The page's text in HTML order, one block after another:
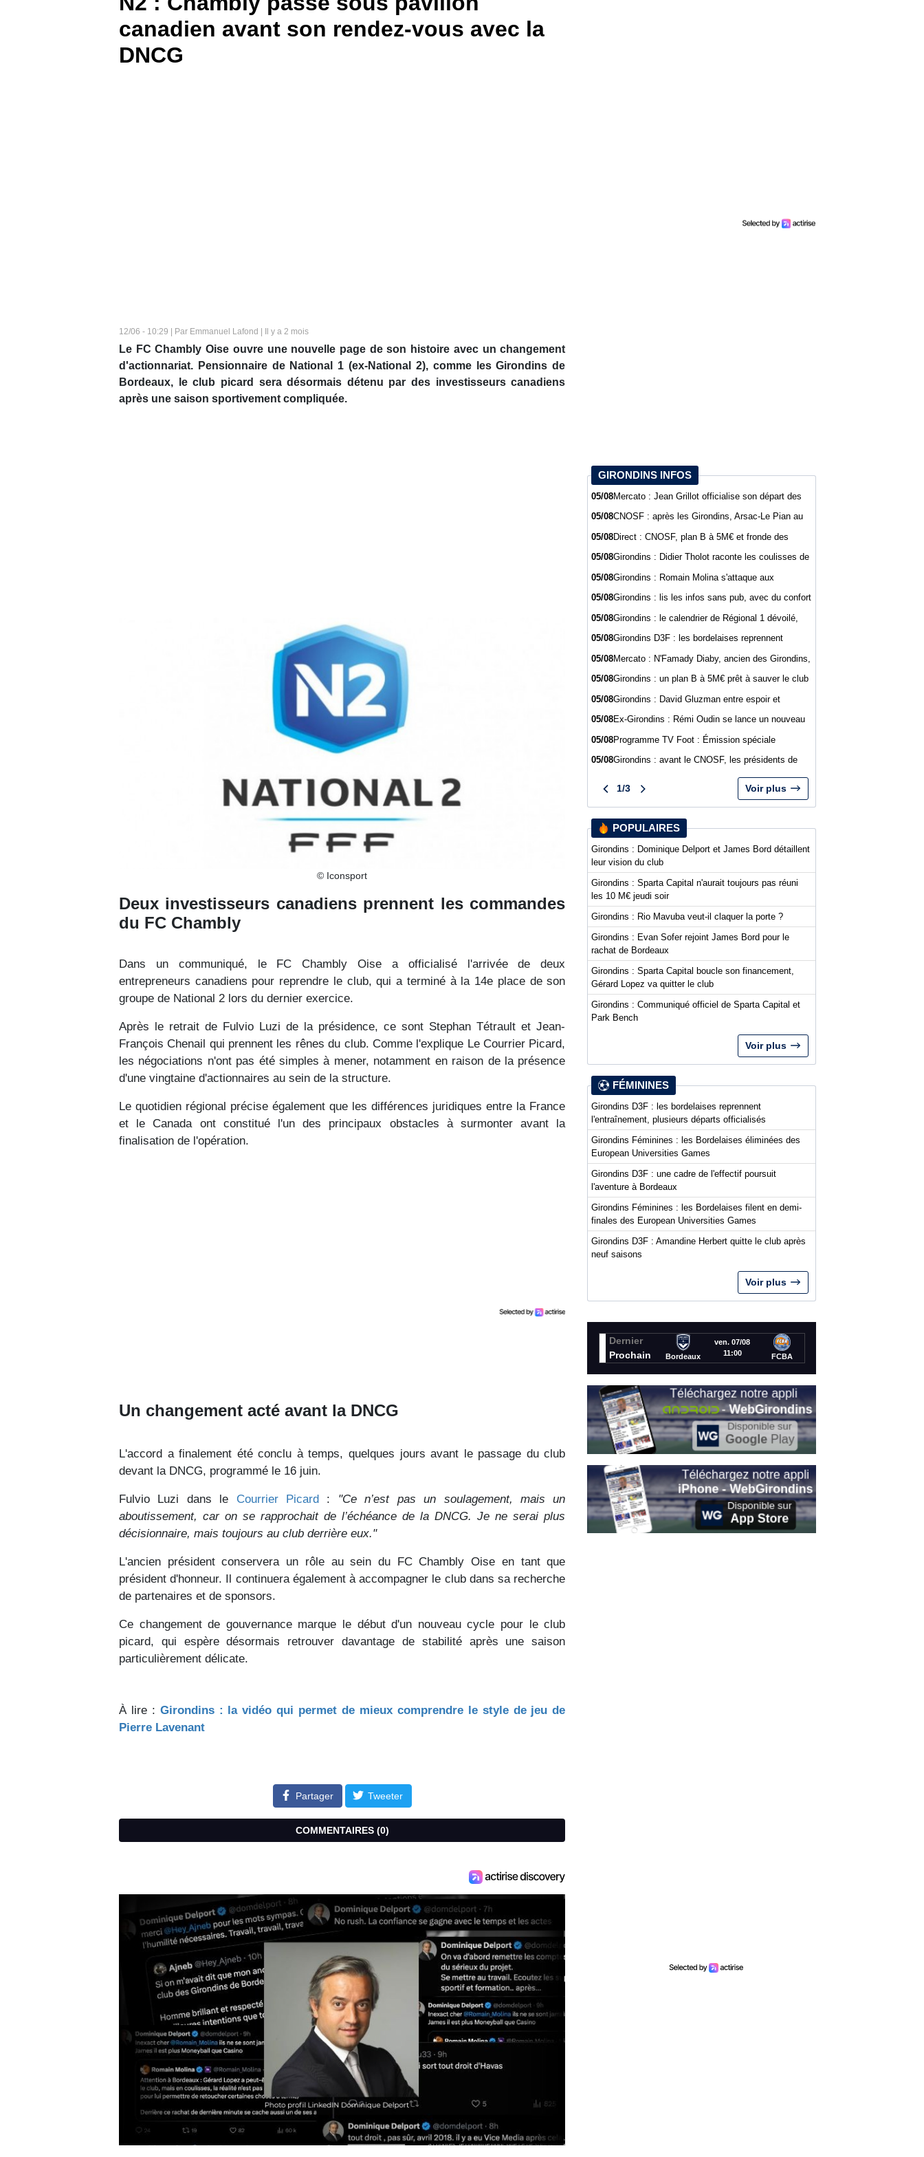
canadien avant son rendez-vous avec la
DNCG
12/06 - 10:29 | Par Emmanuel Lafond | Il y a 2 mois
Le FC Chambly Oise ouvre une nouvelle page de son histoire avec un changement
d'actionnariat. Pensionnaire de National 1 (ex-National 2), comme les Girondins de
Bordeaux, le club picard sera désormais détenu par des investisseurs canadiens
après une saison sportivement compliquée.
© Iconsport
Deux investisseurs canadiens prennent les commandes
du FC Chambly
Dans un communiqué, le FC Chambly Oise a officialisé l'arrivée de deux
entrepreneurs canadiens pour reprendre le club, qui a terminé à la 14e place de son
groupe de National 2 lors du dernier exercice.
Après le retrait de Fulvio Luzi de la présidence, ce sont Stephan Tétrault et Jean-
François Chenail qui prennent les rênes du club. Comme l'explique Le Courrier Picard,
les négociations n'ont pas été simples à mener, notamment en raison de la présence
d'une vingtaine d'actionnaires au sein de la structure.
Le quotidien régional précise également que les différences juridiques entre la France
et le Canada ont constitué l'un des principaux obstacles à surmonter avant la
finalisation de l'opération.
Un changement acté avant la DNCG
L'accord a finalement été conclu à temps, quelques jours avant le passage du club
devant la DNCG, programmé le 16 juin.
Fulvio Luzi dans le Courrier Picard : "Ce n’est pas un soulagement, mais un
aboutissement, car on se rapprochait de l’échéance de la DNCG. Je ne serai plus
décisionnaire, mais toujours au club derrière eux."
L'ancien président conservera un rôle au sein du FC Chambly Oise en tant que
président d'honneur. Il continuera également à accompagner le club dans sa recherche
de partenaires et de sponsors.
Ce changement de gouvernance marque le début d'un nouveau cycle pour le club
picard, qui espère désormais retrouver davantage de stabilité après une saison
particulièrement délicate.
À lire : Girondins : la vidéo qui permet de mieux comprendre le style de jeu de
Pierre Lavenant
Partager Tweeter
COMMENTAIRES (0)
GIRONDINS INFOS
05/08Mercato : Jean Grillot officialise son départ des
05/08CNOSF : après les Girondins, Arsac-Le Pian au
05/08Direct : CNOSF, plan B à 5M€ et fronde des
05/08Girondins : Didier Tholot raconte les coulisses de
05/08Girondins : Romain Molina s'attaque aux
05/08Girondins : lis les infos sans pub, avec du confort
05/08Girondins : le calendrier de Régional 1 dévoilé,
05/08Girondins D3F : les bordelaises reprennent
05/08Mercato : N'Famady Diaby, ancien des Girondins,
05/08Girondins : un plan B à 5M€ prêt à sauver le club
05/08Girondins : David Gluzman entre espoir et
05/08Ex-Girondins : Rémi Oudin se lance un nouveau
05/08Programme TV Foot : Émission spéciale
05/08Girondins : avant le CNOSF, les présidents de
dénoncent un "passe-droit"
1/3 Voir plus
POPULAIRES
Girondins : Dominique Delport et James Bord détaillent
leur vision du club
Girondins : Sparta Capital n'aurait toujours pas réuni
les 10 M€ jeudi soir
Girondins : Rio Mavuba veut-il claquer la porte ?
Girondins : Evan Sofer rejoint James Bord pour le
rachat de Bordeaux
Girondins : Sparta Capital boucle son financement,
Gérard Lopez va quitter le club
Girondins : Communiqué officiel de Sparta Capital et
Park Bench
Voir plus
FÉMININES
Girondins D3F : les bordelaises reprennent
l'entraînement, plusieurs départs officialisés
Girondins Féminines : les Bordelaises éliminées des
European Universities Games
Girondins D3F : une cadre de l'effectif poursuit
l'aventure à Bordeaux
Girondins Féminines : les Bordelaises filent en demi-
finales des European Universities Games
Girondins D3F : Amandine Herbert quitte le club après
neuf saisons
Voir plus
Dernier
Prochain
Bordeaux
ven. 07/08
11:00
FCBA